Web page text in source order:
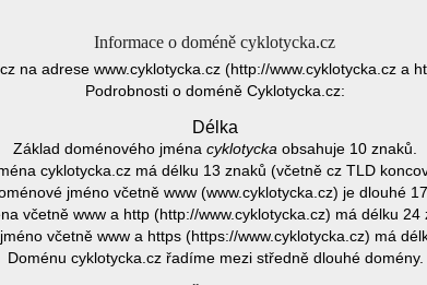
Informace o doméně cyklotycka.cz
na adrese www.cyklotycka.cz (http://www.cyklotycka.cz a
Podrobnosti o doméně Cyklotycka.cz:
Délka
Základ doménového jména cyklotycka obsahuje 10 znaků.
cyklotycka.cz má délku 13 znaků (včetně cz TLD
jméno včetně www (www.cyklotycka.cz) je dlouhé
včetně www a http (http://www.cyklotycka.cz) má délku 24
včetně www a https (https://www.cyklotycka.cz) má
Doménu cyklotycka.cz řadíme mezi středně dlouhé domény.